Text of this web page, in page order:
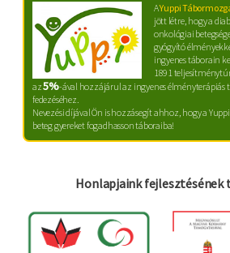
AYuppi
jött létre, hogy a
onkológiai
gyógyító
ingyenes táborain
1891
az5%-ával hozzájárul az ingyenes élményterápiás
fedezéséhez.
Nevezési díjával Ön is hozzásegít ahhoz, hogy a
beteg gyereket fogadhasson táboraiba!
Honlapjaink fejlesztésének